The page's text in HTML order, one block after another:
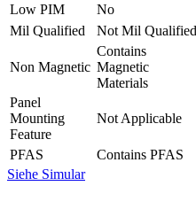
Low PIM
No
Mil Qualified
Not Mil Qualified
Non Magnetic
Contains
Magnetic
Materials
Panel
Mounting
Feature
Not Applicable
PFAS
Contains PFAS
Siehe Simular